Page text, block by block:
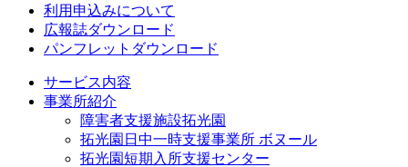
利用申込みについて
広報誌ダウンロード
パンフレットダウンロード
サービス内容
事業所紹介
障害者支援施設拓光園
拓光園日中一時支援事業所 ボヌール
拓光園短期入所支援センター